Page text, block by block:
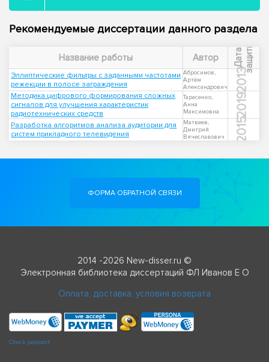
Рекомендуемые диссертации данного раздела
Название работы Автор Д
а
т
а
з
а
щ
и
т ы
Эллиптические фильтры с заданными частотами
режекции в полосе заграждения
Абросимов,
Артём
Александрович
2013
Методика цифрового формирования сложных
сигналов для улучшения характеристик
радиотехнических средств
Тарасенко,
Анна
Максимовна
2019
Разработка алгоритмов анализа аудитории для
систем прикладного телевидения
Матвеев,
Дмитрий
Вячеславович
2015
ФОРМА ОБРАТНОЙ СВЯЗИ
2014 -2026 New-disser.ru ©
Электронная библиотека диссертаций ФЛ Иванов Е О
Оплата, доставка, условия возврата
Check passport